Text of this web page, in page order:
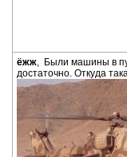
ёжж, Были машины в
достаточно. Откуда